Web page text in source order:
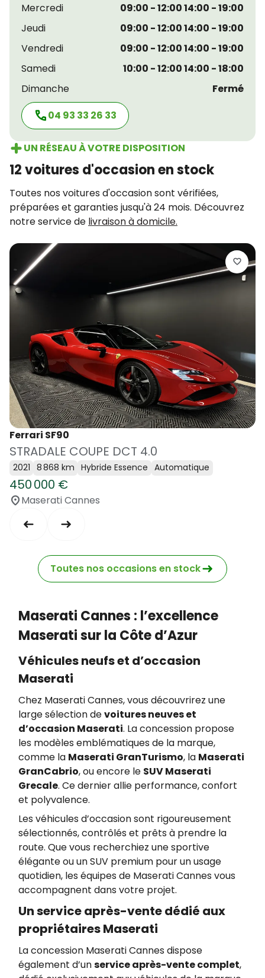
Mercredi
09:00 - 12:00 14:00 - 19:00
Jeudi
09:00 - 12:00 14:00 - 19:00
Vendredi
09:00 - 12:00 14:00 - 19:00
Samedi
10:00 - 12:00 14:00 - 18:00
Dimanche
Fermé
04 93 33 26 33
UN RÉSEAU À VOTRE DISPOSITION
12 voitures d'occasion en stock
Toutes nos voitures d'occasion sont vérifiées,
préparées et garanties jusqu'à 24 mois. Découvrez
notre service de livraison à domicile.
Ferrari SF90
STRADALE COUPE DCT 4.0
2021 8 868 km Hybride Essence Automatique
450 000 €
Maserati Cannes
Toutes nos occasions en stock
Maserati Cannes : l’excellence
Maserati sur la Côte d’Azur
Véhicules neufs et d’occasion
Maserati
Chez Maserati Cannes, vous découvrirez une
large sélection devoitures neuves et
d’occasion Maserati. La concession propose
les modèles emblématiques de la marque,
comme la Maserati GranTurismo, la Maserati
GranCabrio, ou encore le SUV Maserati
Grecale. Ce dernier allie performance, confort
et polyvalence.
Les véhicules d’occasion sont rigoureusement
sélectionnés, contrôlés et prêts à prendre la
route. Que vous recherchiez une sportive
élégante ou un SUV premium pour un usage
quotidien, les équipes de Maserati Cannes vous
accompagnent dans votre projet.
Un service après-vente dédié aux
propriétaires Maserati
La concession Maserati Cannes dispose
également d’unservice après-vente complet,